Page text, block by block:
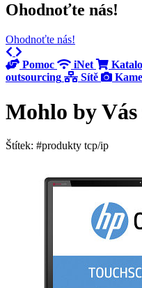
Ohodnoťte nás!
Ohodnoťte nás!
Previous
Pomoc
iNet
outsourcing
Sítě
Mohlo by
Štítek: #produkty tcp/ip